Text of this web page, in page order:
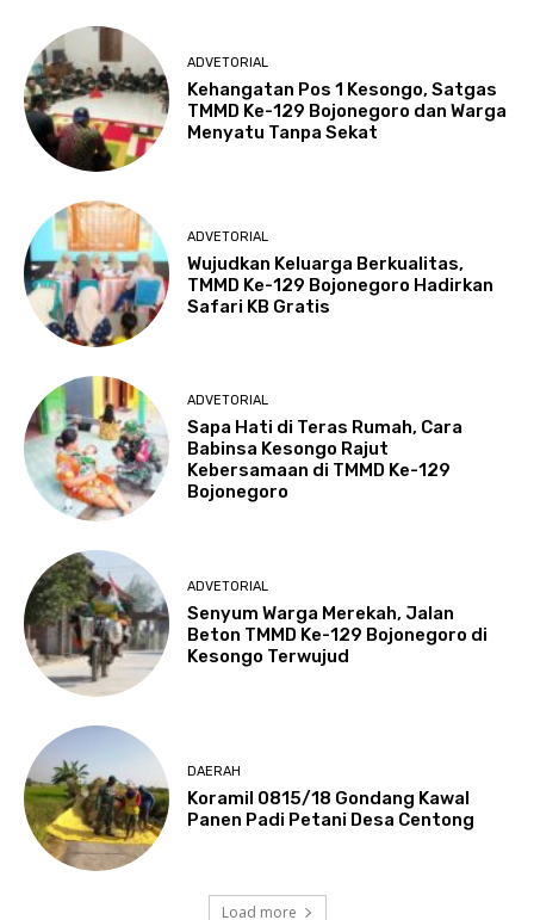
ADVETORIAL
Kehangatan Pos 1 Kesongo, Satgas
TMMD Ke-129 Bojonegoro dan Warga
Menyatu Tanpa Sekat
ADVETORIAL
Wujudkan Keluarga Berkualitas,
TMMD Ke-129 Bojonegoro Hadirkan
Safari KB Gratis
ADVETORIAL
Sapa Hati di Teras Rumah, Cara
Babinsa Kesongo Rajut
Kebersamaan di TMMD Ke-129
Bojonegoro
ADVETORIAL
Senyum Warga Merekah, Jalan
Beton TMMD Ke-129 Bojonegoro di
Kesongo Terwujud
DAERAH
Koramil 0815/18 Gondang Kawal
Panen Padi Petani Desa Centong
Load more